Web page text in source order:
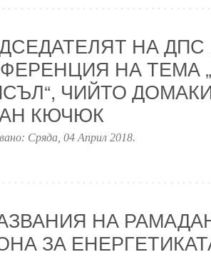
НА
НА ТЕМА
ЧИЙТО
КЮЧЮК
Сряда, 04 Април 2018.
НА
ЗА